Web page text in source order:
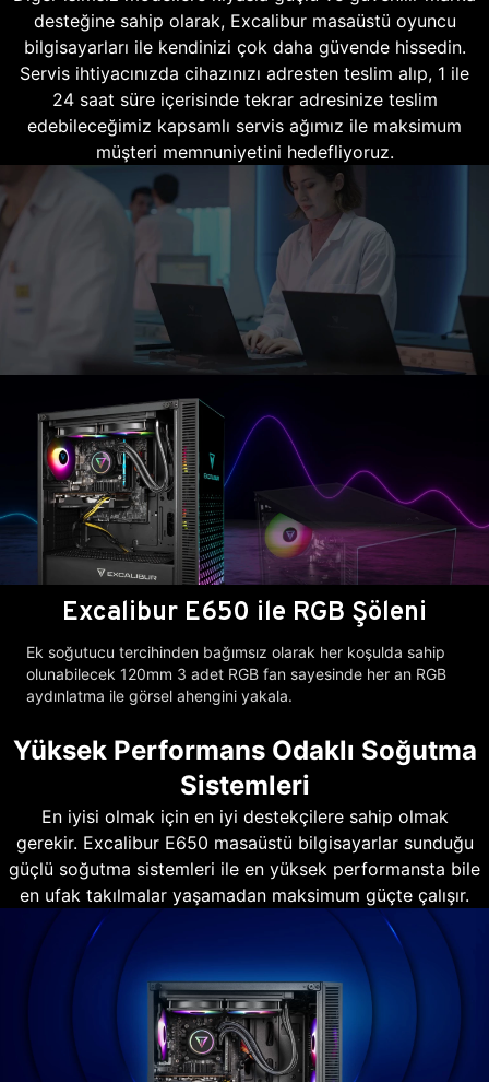
desteğine sahip olarak, Excalibur masaüstü oyuncu
bilgisayarları ile kendinizi çok daha güvende hissedin.
Servis ihtiyacınızda cihazınızı adresten teslim alıp, 1 ile
24 saat süre içerisinde tekrar adresinize teslim
edebileceğimiz kapsamlı servis ağımız ile maksimum
müşteri memnuniyetini hedefliyoruz.
Excalibur E650 ile RGB Şöleni
Ek soğutucu tercihinden bağımsız olarak her koşulda sahip
olunabilecek 120mm 3 adet RGB fan sayesinde her an RGB
aydınlatma ile görsel ahengini yakala.
Yüksek Performans Odaklı Soğutma
Sistemleri
En iyisi olmak için en iyi destekçilere sahip olmak
gerekir. Excalibur E650 masaüstü bilgisayarlar sunduğu
güçlü soğutma sistemleri ile en yüksek performansta bile
en ufak takılmalar yaşamadan maksimum güçte çalışır.